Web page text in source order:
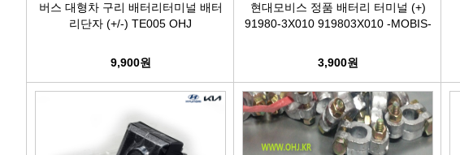
어퍼암[어퍼다이]
허브리데나
휠볼트.너트
버스 대형차 구리 배터리터미널 배터
리단자 (+/-) TE005 OHJ
9,900원
현대모비스 정품 배터리 터미널 (+)
91980-3X010 919803X010 -MOBIS-
3,900원